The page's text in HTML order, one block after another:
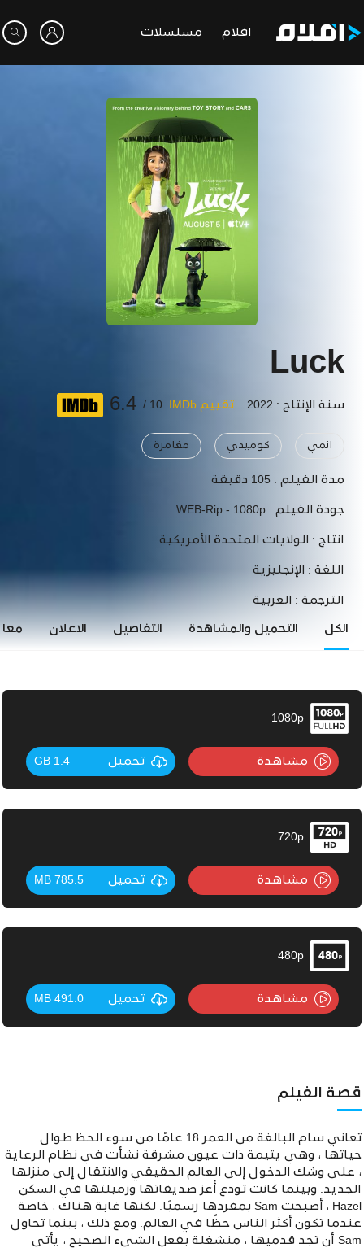
افلام مسلسلات
Luck
سنة الإنتاج : 2022 تقييم IMDb 10 /
6.4
انمي كوميدي مغامرة
مدة الفيلم : 105 دقيقة
جودة الفيلم : WEB-Rip - 1080p
انتاج : الولايات المتحدة الأمريكية
اللغة : الإنجليزية
الترجمة : العربية
الكل التحميل والمشاهدة التفاصيل الاعلان
1080p
مشاهدة تحميل 1.4 GB
720p
مشاهدة تحميل 785.5 MB
480p
مشاهدة تحميل 491.0 MB
قصة الفيلم
تعاني سام البالغة من العمر 18 عامًا من سوء الحظ طوال
حياتها ، وهي يتيمة ذات عيون مشرقة نشأت في نظام الرعاية
، على وشك الدخول إلى العالم الحقيقي والانتقال إلى منزلها
الجديد. وبينما كانت تودع أعز صديقاتها وزميلتها في السكن
Hazel ، أصبحت Sam بمفردها رسميًا. لكنها غابة هناك ، خاصة
عندما تكون أكثر الناس حظًا في العالم. ومع ذلك ، بينما تحاول
Sam أن تجد قدميها ، منشغلة بفعل الشيء الصحيح ، يأتي